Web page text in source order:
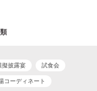
擬披露宴
試食会
コーディネート